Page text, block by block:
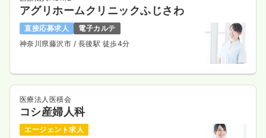
アグリホームクリニックふじさわ
直接応募求人
電子カルテ
神奈川県藤沢市 / 長後駅 徒歩4分
医療法人医積会
コシ産婦人科
エージェント求人